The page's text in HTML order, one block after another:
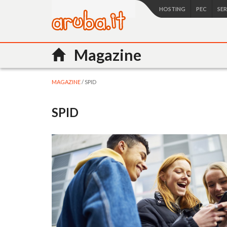
HOSTING PEC
Magazine
MAGAZINE/ SPID
SPID